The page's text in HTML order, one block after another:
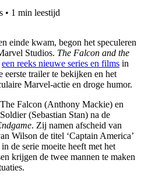
• 1 min leestijd
einde kwam, begon het speculeren
Studios. The Falcon and the
een reeks nieuwe series en films in
trailer te bekijken en het
Marvel-actie en droge humor.
Falcon (Anthony Mackie) en
(Sebastian Stan) na de
. Zij namen afscheid van
Wilson de titel ‘Captain America’
de serie moeite heeft met het
krijgen de twee mannen te maken